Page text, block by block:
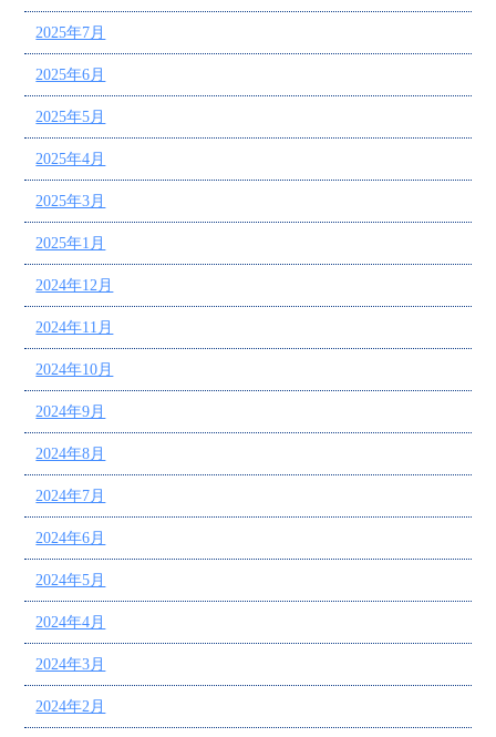
2025年7月
2025年6月
2025年5月
2025年4月
2025年3月
2025年1月
2024年12月
2024年11月
2024年10月
2024年9月
2024年8月
2024年7月
2024年6月
2024年5月
2024年4月
2024年3月
2024年2月